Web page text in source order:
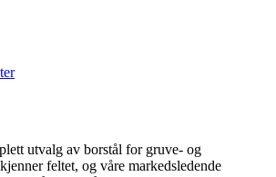
utvalg av borstål for gruve- og
feltet, og våre markedsledende